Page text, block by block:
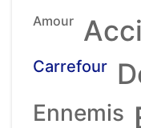
Amour
Carrefour
Ennemis